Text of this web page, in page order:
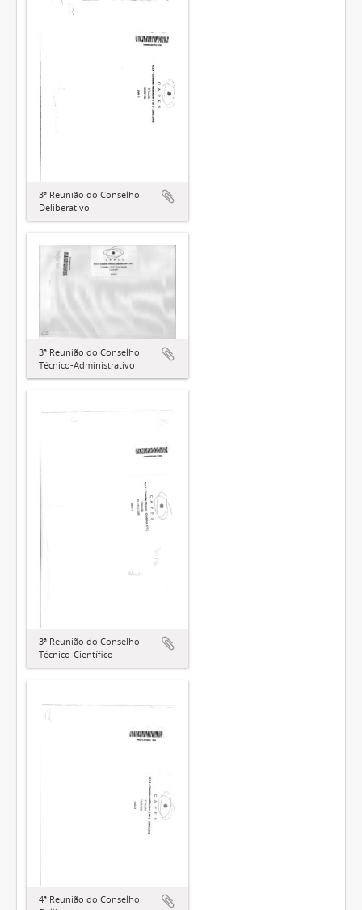
3ª Reunião do Conselho
Deliberativo
3ª Reunião do Conselho
Técnico-Administrativo
3ª Reunião do Conselho
Técnico-Científico
4ª Reunião do Conselho